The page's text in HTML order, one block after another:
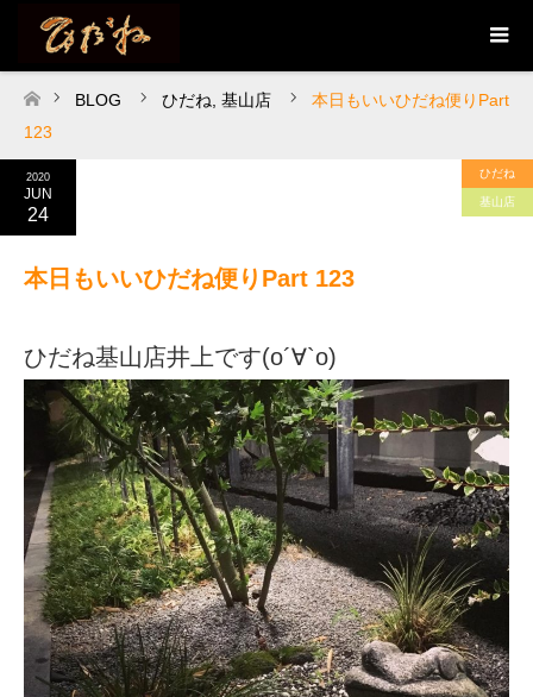
ホーム
BLOG ひだね 基山店
本日もいいひだね便りPart
123
2020
JUN
24
ひだね
基山店
本日もいいひだね便りPart 123
ひだね基山店井上です(о´∀`о)